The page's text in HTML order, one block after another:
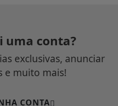
uma conta?
exclusivas, anunciar
e muito mais!
CONTA